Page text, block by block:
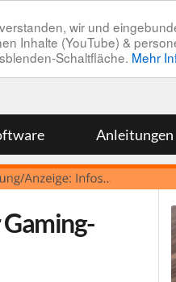
wir und
Inhalte (YouTube) &
Schaltfläche. Mehr
Anleitungen